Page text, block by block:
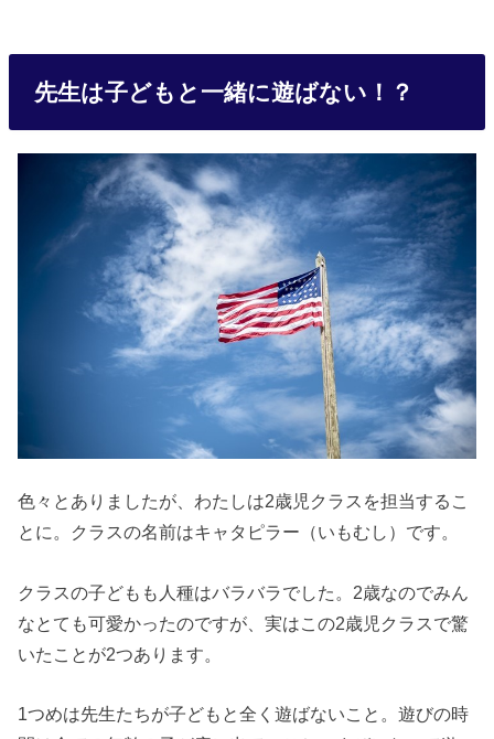
先生は子どもと一緒に遊ばない！？
色々とありましたが、わたしは2歳児クラスを担当するこ
とに。クラスの名前はキャタピラー（いもむし）です。
クラスの子どもも人種はバラバラでした。2歳なのでみん
なとても可愛かったのですが、実はこの2歳児クラスで驚
いたことが2つあります。
1つめは先生たちが子どもと全く遊ばないこと。遊びの時